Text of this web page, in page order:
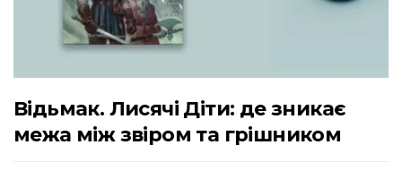
Відьмак. Лисячі Діти: де зникає
межа між звіром та грішником